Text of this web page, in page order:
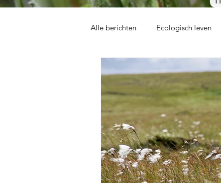
Alle berichten Ecologisch leven